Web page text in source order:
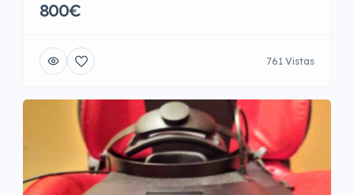
800€
761 Vistas